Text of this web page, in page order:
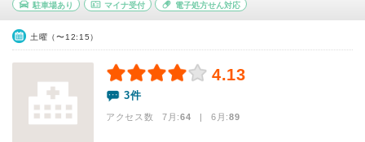
駐車場あり マイナ受付 電子処方せん対応
土曜（〜12:15）
4.13
3件
アクセス数 7月:64 | 6月:89